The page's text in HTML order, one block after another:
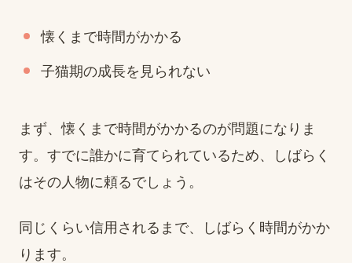
懐くまで時間がかかる
子猫期の成長を見られない
まず、懐くまで時間がかかるのが問題になりま
す。すでに誰かに育てられているため、しばらく
はその人物に頼るでしょう。
同じくらい信用されるまで、しばらく時間がかか
ります。